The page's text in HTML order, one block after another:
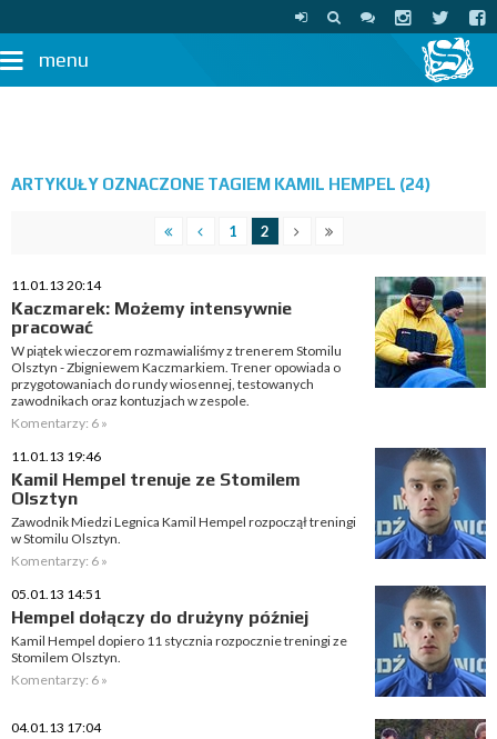
menu
ARTYKUŁY OZNACZONE TAGIEM KAMIL HEMPEL (24)
1 2
11.01.13 20:14
Kaczmarek: Możemy intensywnie
pracować
W piątek wieczorem rozmawialiśmy z trenerem Stomilu
Olsztyn - Zbigniewem Kaczmarkiem. Trener opowiada o
przygotowaniach do rundy wiosennej, testowanych
zawodnikach oraz kontuzjach w zespole.
Komentarzy: 6 »
11.01.13 19:46
Kamil Hempel trenuje ze Stomilem
Olsztyn
Zawodnik Miedzi Legnica Kamil Hempel rozpoczął treningi
w Stomilu Olsztyn.
Komentarzy: 6 »
05.01.13 14:51
Hempel dołączy do drużyny później
Kamil Hempel dopiero 11 stycznia rozpocznie treningi ze
Stomilem Olsztyn.
Komentarzy: 6 »
04.01.13 17:04